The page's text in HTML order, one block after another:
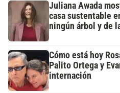
Juliana Awada
casa sustentable
ningún árbol y de
Cómo está hoy
Palito Ortega y
internación